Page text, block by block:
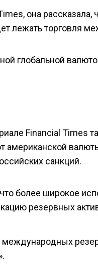
она
лежать торговля
глобальной
Financial Times
американской
санкций.
более широкое
резервных